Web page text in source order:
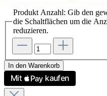
Produkt Anzahl: Gib den
die Schaltflächen um die
reduzieren.
In den Warenkorb